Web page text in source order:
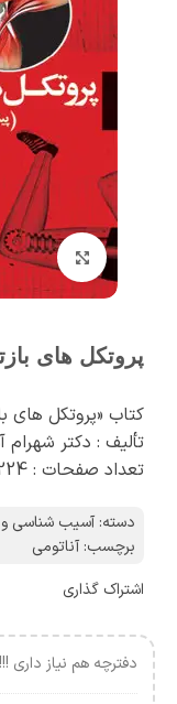
برای
پروتکل های
کتاب «پروتکل های
تألیف : دکتر
تعداد صفحات : 224 صفحه مصور
دسته: آسیب شناسی
برچسب: آناتومی
اشتراک گذاری
دفترچه هم نیاز داری !!!